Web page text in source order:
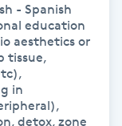
- Spanish
education
aesthetics or
tissue,
in
detox, zone